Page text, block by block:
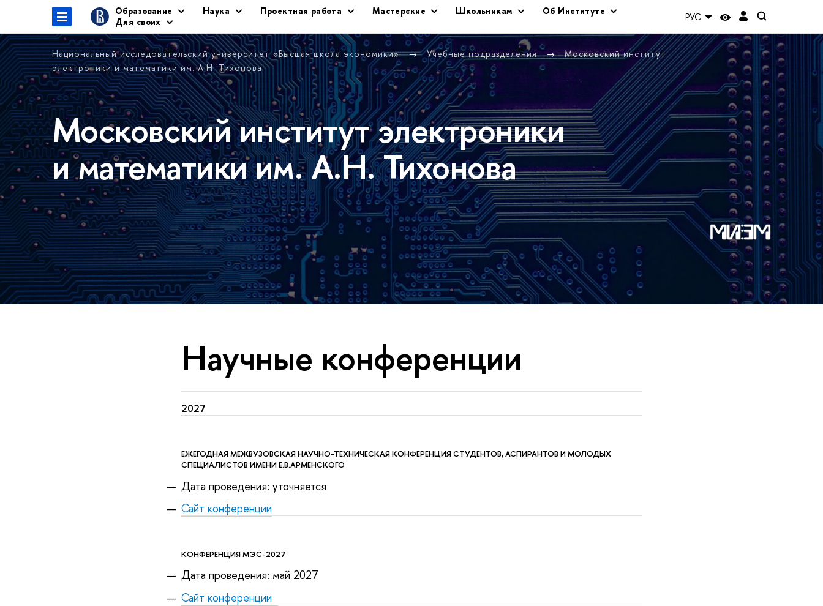
Образование Наука Проектная работа Мастерские Школьникам
Об Институте
Для своих
РУС
Национальный исследовательский университет «Высшая школа экономики» Учебные подразделения
Московский институт
электроники и математики им. А.Н. Тихонова
Московский институт электроники
и математики им. А.Н. Тихонова
Научные конференции
2027
ЕЖЕГОДНАЯ МЕЖВУЗОВСКАЯ НАУЧНО-ТЕХНИЧЕСКАЯ КОНФЕРЕНЦИЯ СТУДЕНТОВ, АСПИРАНТОВ И МОЛОДЫХ
СПЕЦИАЛИСТОВ ИМЕНИ Е.В.АРМЕНСКОГО
Дата проведения: уточняется
Сайт конференции
КОНФЕРЕНЦИЯ МЭС-2027
Дата проведения: май 2027
Сайт конференции